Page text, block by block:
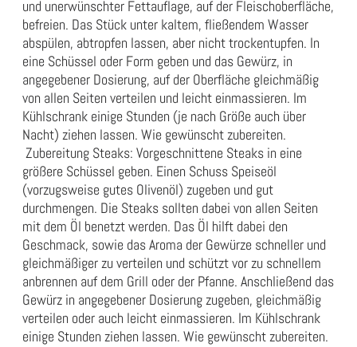
und unerwünschter Fettauflage, auf der Fleischoberfläche,
befreien. Das Stück unter kaltem, fließendem Wasser
abspülen, abtropfen lassen, aber nicht trockentupfen. In
eine Schüssel oder Form geben und das Gewürz, in
angegebener Dosierung, auf der Oberfläche gleichmäßig
von allen Seiten verteilen und leicht einmassieren. Im
Kühlschrank einige Stunden (je nach Größe auch über
Nacht) ziehen lassen. Wie gewünscht zubereiten.
Zubereitung Steaks: Vorgeschnittene Steaks in eine
größere Schüssel geben. Einen Schuss Speiseöl
(vorzugsweise gutes Olivenöl) zugeben und gut
durchmengen. Die Steaks sollten dabei von allen Seiten
mit dem Öl benetzt werden. Das Öl hilft dabei den
Geschmack, sowie das Aroma der Gewürze schneller und
gleichmäßiger zu verteilen und schützt vor zu schnellem
anbrennen auf dem Grill oder der Pfanne. Anschließend das
Gewürz in angegebener Dosierung zugeben, gleichmäßig
verteilen oder auch leicht einmassieren. Im Kühlschrank
einige Stunden ziehen lassen. Wie gewünscht zubereiten.